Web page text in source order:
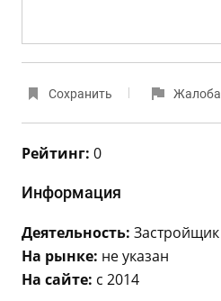
Сохранить Жалоба
Рейтинг: 0
Информация
Деятельность: Застройщик
На рынке: не указан
На сайте: с 2014